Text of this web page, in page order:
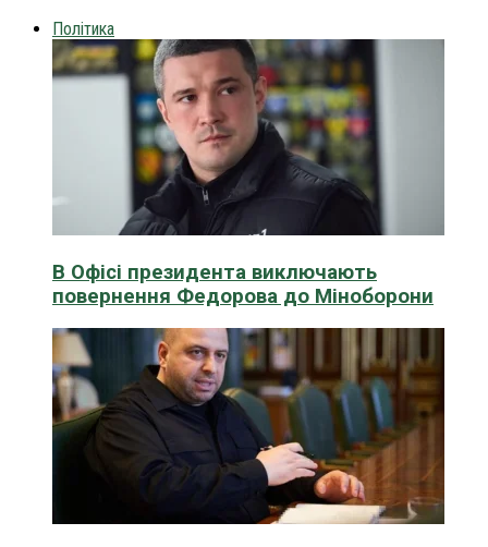
Політика
В Офісі президента виключають
повернення Федорова до Міноборони